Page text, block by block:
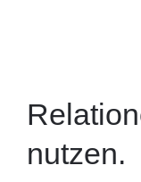
nutzen.